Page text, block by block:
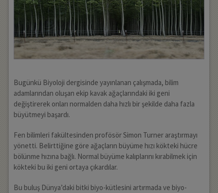
Bugünkü Biyoloji dergisinde yayınlanan çalışmada, bilim
adamlarından oluşan ekip kavak ağaçlarındaki iki geni
değiştirerek onları normalden daha hızlı bir şekilde daha fazla
büyütmeyi başardı.
Fen bilimleri fakültesinden profösör Simon Turner araştırmayı
yönetti. Belirttiğine göre ağaçların büyüme hızı kökteki hücre
bölünme hızına bağlı. Normal büyüme kalıplarını kırabilmek için
kökteki bu iki geni ortaya çıkardılar.
Bu buluş Dünya’daki bitki biyo-kütlesini artırmada ve biyo-